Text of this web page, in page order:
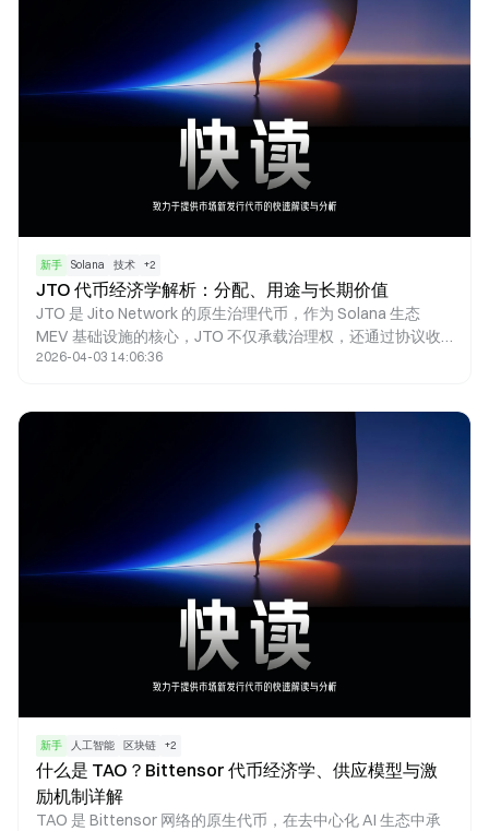
新手 Solana 技术 +2
JTO 代币经济学解析：分配、用途与长期价值
JTO 是 Jito Network 的原生治理代币，作为 Solana 生态
MEV 基础设施的核心，JTO 不仅承载治理权，还通过协议收
益和生态激励绑定了验证者、质押者与搜索者的利益。总供应
2026-04-03 14:06:36
新手 人工智能 区块链 +2
什么是 TAO？Bittensor 代币经济学、供应模型与激
励机制详解
TAO 是 Bittensor 网络的原生代币，在去中心化 AI 生态中承